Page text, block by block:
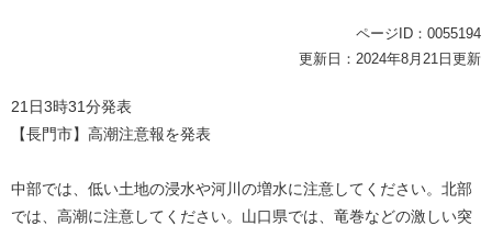
ページID：0055194
更新日：2024年8月21日更新
21日3時31分発表
【長門市】高潮注意報を発表
中部では、低い土地の浸水や河川の増水に注意してください。北部
では、高潮に注意してください。山口県では、竜巻などの激しい突